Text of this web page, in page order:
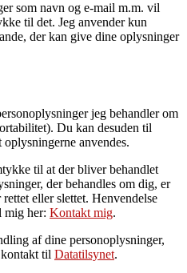
som navn og e-mail m.m. vil
til det. Jeg anvender kun
der kan give dine oplysninger
jeg behandler om
Du kan desuden til
anvendes.
til at der bliver behandlet
der behandles om dig, er
eller slettet. Henvendelse
mig her: Kontakt mig.
af dine personoplysninger,
til Datatilsynet.